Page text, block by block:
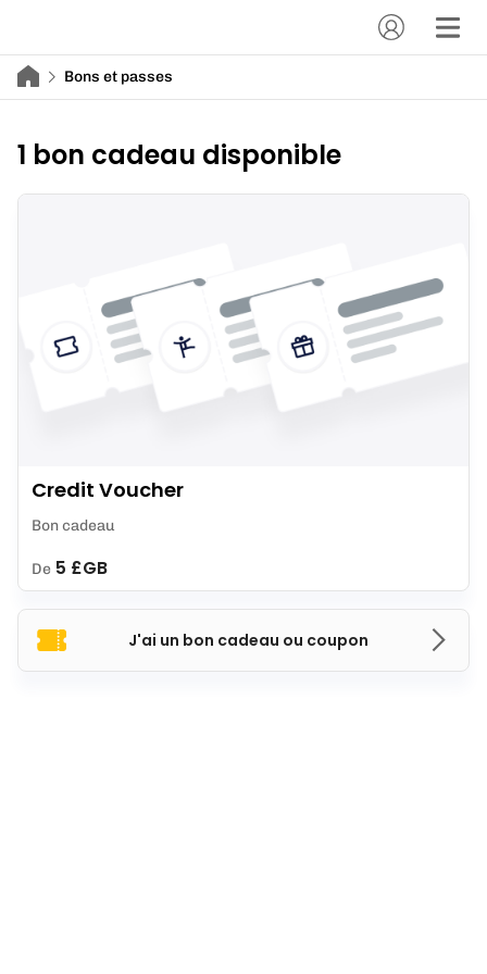
Bons et passes
1 bon cadeau disponible
J'ai un bon cadeau ou coupon
Credit Voucher
Bon cadeau
De 5 £GB